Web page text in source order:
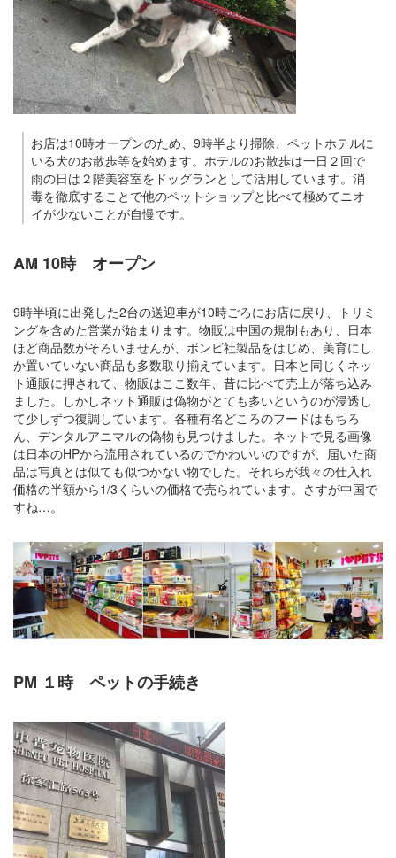
お店は10時オープンのため、9時半より掃除、ペットホテルに
いる犬のお散歩等を始めます。ホテルのお散歩は一日２回で
雨の日は２階美容室をドッグランとして活用しています。消
毒を徹底することで他のペットショップと比べて極めてニオ
イが少ないことが自慢です。
AM 10時 オープン
9時半頃に出発した2台の送迎車が10時ごろにお店に戻り、トリミ
ングを含めた営業が始まります。物販は中国の規制もあり、日本
ほど商品数がそろいませんが、ボンビ社製品をはじめ、美育にし
か置いていない商品も多数取り揃えています。日本と同じくネッ
ト通販に押されて、物販はここ数年、昔に比べて売上が落ち込み
ました。しかしネット通販は偽物がとても多いというのが浸透し
て少しずつ復調しています。各種有名どころのフードはもちろ
ん、デンタルアニマルの偽物も見つけました。ネットで見る画像
は日本のHPから流用されているのでかわいいのですが、届いた商
品は写真とは似ても似つかない物でした。それらが我々の仕入れ
価格の半額から1/3くらいの価格で売られています。さすが中国で
すね…。
PM １時 ペットの手続き